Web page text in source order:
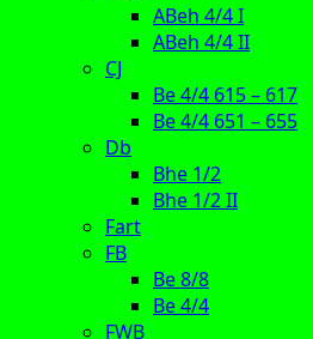
ABeh 4/4 I
ABeh 4/4 II
CJ
Be 4/4 615 – 617
Be 4/4 651 – 655
Db
Bhe 1/2
Bhe 1/2 II
Fart
FB
Be 8/8
Be 4/4
FWB